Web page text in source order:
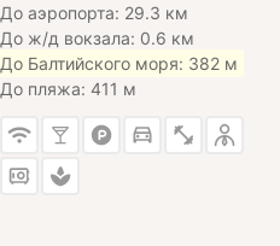
До аэропорта: 29.3 км
До ж/д вокзала: 0.6 км
До Балтийского моря: 382 м
До пляжа: 411 м